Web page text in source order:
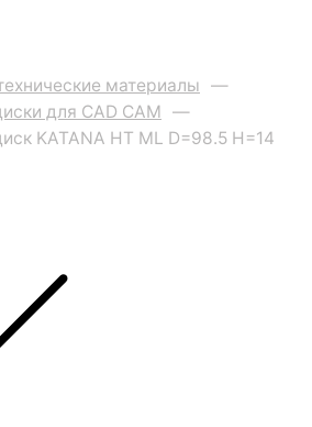
материалы —
для CAD CAM —
KATANA HT ML D=98.5 H=14